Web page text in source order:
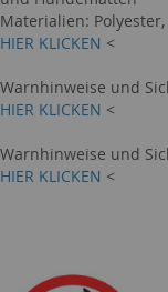
Materialien:
HIER KLICKEN <
Warnhinweise und
HIER KLICKEN <
Warnhinweise und
HIER KLICKEN <